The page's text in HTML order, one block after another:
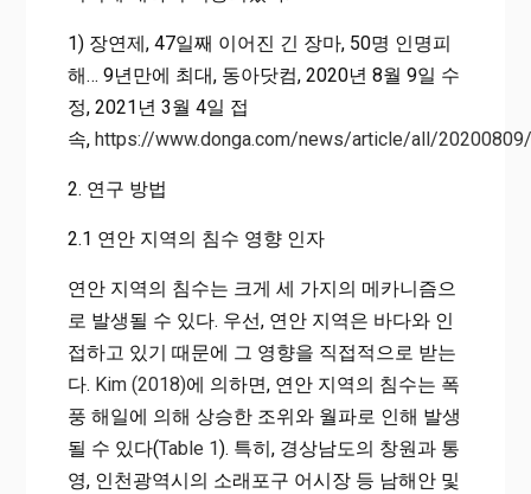
1) 장연제, 47일째 이어진 긴 장마, 50명 인명피
해… 9년만에 최대, 동아닷컴, 2020년 8월 9일 수
정, 2021년 3월 4일 접
속, https://www.donga.com/news/article/all/
2. 연구 방법
2.1 연안 지역의 침수 영향 인자
연안 지역의 침수는 크게 세 가지의 메카니즘으
로 발생될 수 있다. 우선, 연안 지역은 바다와 인
접하고 있기 때문에 그 영향을 직접적으로 받는
다. Kim (2018)에 의하면, 연안 지역의 침수는 폭
풍 해일에 의해 상승한 조위와 월파로 인해 발생
될 수 있다(Table 1). 특히, 경상남도의 창원과 통
영, 인천광역시의 소래포구 어시장 등 남해안 및